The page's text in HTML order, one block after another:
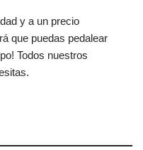
y a un precio
que puedas pedalear
Todos nuestros